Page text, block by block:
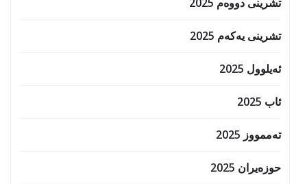
تشرینی دووەم 2025
تشرینی یەکەم 2025
ئەیلوول 2025
ئاب 2025
تەممووز 2025
حوزه‌یران 2025